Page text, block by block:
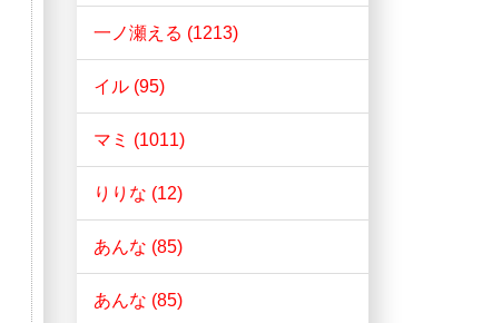
一ノ瀬える (1213)
イル (95)
マミ (1011)
りりな (12)
あんな (85)
あんな (85)